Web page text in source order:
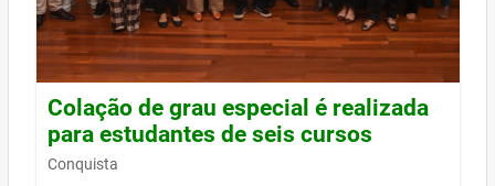
Colação de grau especial é realizada
para estudantes de seis cursos
Conquista